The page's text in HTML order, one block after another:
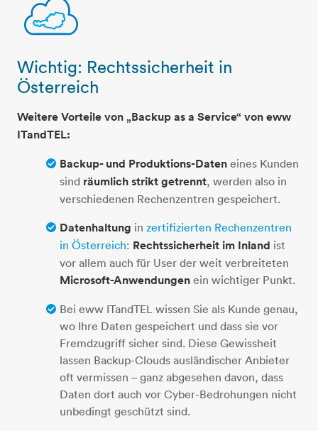
austria-cloud
Wichtig: Rechtssicherheit in
Österreich
Weitere Vorteile von „Backup as a Service“ von eww
ITandTEL:
Backup- und Produktions-Daten eines Kunden
sind räumlich strikt getrennt, werden also in
verschiedenen Rechenzentren gespeichert.
Datenhaltung in zertifizierten Rechenzentren
in Österreich: Rechtssicherheit im Inland ist
vor allem auch für User der weit verbreiteten
Microsoft-Anwendungen ein wichtiger Punkt.
Bei eww ITandTEL wissen Sie als Kunde genau,
wo Ihre Daten gespeichert und dass sie vor
Fremdzugriff sicher sind. Diese Gewissheit
lassen Backup-Clouds ausländischer Anbieter
oft vermissen – ganz abgesehen davon, dass
Daten dort auch vor Cyber-Bedrohungen nicht
unbedingt geschützt sind.